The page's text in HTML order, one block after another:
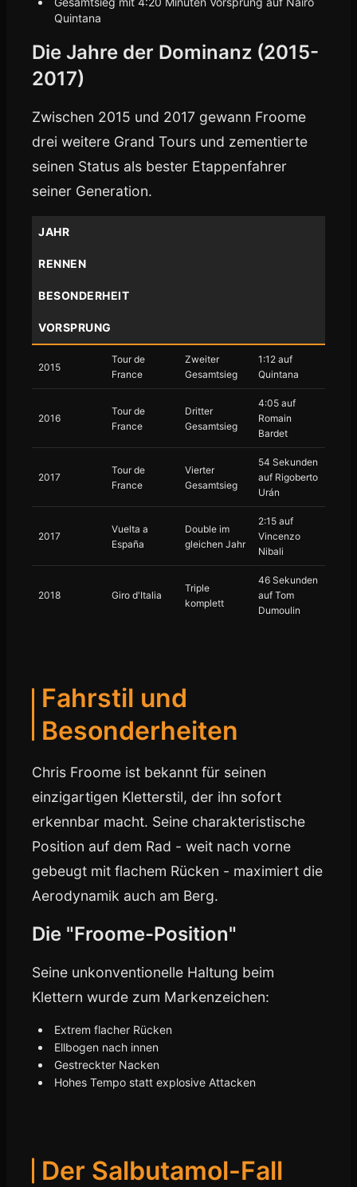
Quintana
Die Jahre der Dominanz (2015-
2017)
Zwischen 2015 und 2017 gewann Froome
drei weitere Grand Tours und zementierte
seinen Status als bester Etappenfahrer
seiner Generation.
JAHR
RENNEN
BESONDERHEIT
VORSPRUNG
2015
Tour de
France
Zweiter
Gesamtsieg
1:12 auf
Quintana
2016
Tour de
France
Dritter
Gesamtsieg
4:05 auf
Romain
Bardet
2017
Tour de
France
Vierter
Gesamtsieg
54 Sekunden
auf Rigoberto
Urán
2017
Vuelta a
España
Double im
gleichen Jahr
2:15 auf
Vincenzo
Nibali
2018 Giro d'Italia
Triple
komplett
46 Sekunden
auf Tom
Dumoulin
Fahrstil und
Besonderheiten
Chris Froome ist bekannt für seinen
einzigartigen Kletterstil, der ihn sofort
erkennbar macht. Seine charakteristische
Position auf dem Rad - weit nach vorne
gebeugt mit flachem Rücken - maximiert die
Aerodynamik auch am Berg.
Die "Froome-Position"
Seine unkonventionelle Haltung beim
Klettern wurde zum Markenzeichen:
Extrem flacher Rücken
Ellbogen nach innen
Gestreckter Nacken
Hohes Tempo statt explosive Attacken
Der Salbutamol-Fall